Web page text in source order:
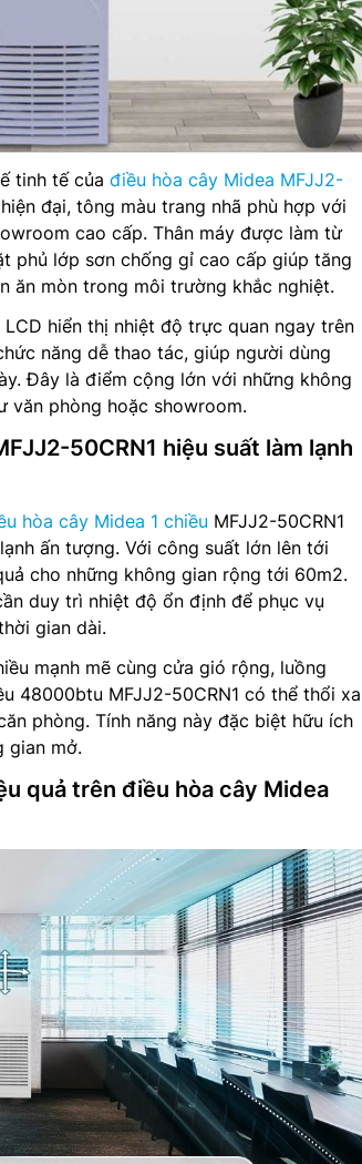
tinh tế của điều hòa cây Midea MFJJ2-
đại, tông màu trang nhã phù hợp với
cao cấp. Thân máy được làm từ
phủ lớp sơn chống gỉ cao cấp giúp tăng
ăn mòn trong môi trường khắc nghiệt.
hiển thị nhiệt độ trực quan ngay trên
năng dễ thao tác, giúp người dùng
Đây là điểm cộng lớn với những không
văn phòng hoặc showroom.
50CRN1 hiệu suất làm lạnh
hòa cây Midea 1 chiều MFJJ2-50CRN1
ấn tượng. Với công suất lớn lên tới
cho những không gian rộng tới 60m2.
duy trì nhiệt độ ổn định để phục vụ
gian dài.
mạnh mẽ cùng cửa gió rộng, luồng
48000btu MFJJ2-50CRN1 có thể thổi xa
phòng. Tính năng này đặc biệt hữu ích
gian mở.
quả trên điều hòa cây Midea